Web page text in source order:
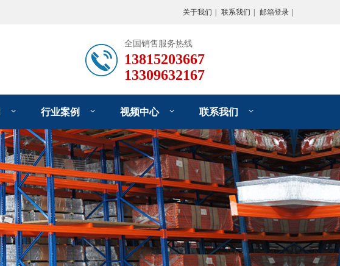
关于我们 联系我们 邮箱登录
全国销售服务热线
13815203667
13309632167
行业案例 视频中心 联系我们